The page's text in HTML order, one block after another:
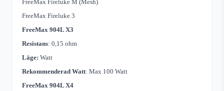
FreeMax Fireluke M (Mesh)
FreeMax Fireluke 3
FreeMax 904L X3
Resistans: 0,15 ohm
Läge: Watt
Rekommenderad Watt: Max 100 Watt
FreeMax 904L X4